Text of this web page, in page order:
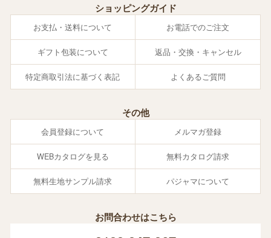
ショッピングガイド
お支払・送料について お電話でのご注文
ギフト包装について 返品・交換・キャンセル
特定商取引法に基づく表記 よくあるご質問
その他
会員登録について メルマガ登録
WEBカタログを見る 無料カタログ請求
無料生地サンプル請求 パジャマについて
お問合わせはこちら